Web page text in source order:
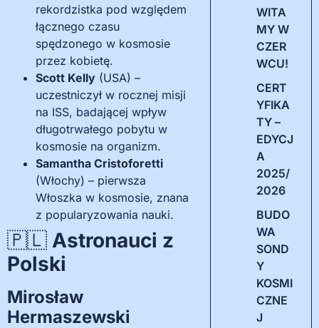
rekordzistka pod względem
łącznego czasu
spędzonego w kosmosie
przez kobietę.
Scott Kelly (USA) –
uczestniczył w rocznej misji
na ISS, badającej wpływ
długotrwałego pobytu w
kosmosie na organizm.
Samantha Cristoforetti
(Włochy) – pierwsza
Włoszka w kosmosie, znana
z popularyzowania nauki.
🇵🇱 Astronauci z
Polski
Mirosław
Hermaszewski
WITA
MY W
CZER
WCU!
CERT
YFIKA
TY –
EDYCJ
A
2025/
2026
BUDO
WA
SOND
Y
KOSMI
CZNE
J